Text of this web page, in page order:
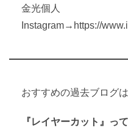
金光個人
Instagram→ https://
おすすめの過去ブログ
『レイヤーカット』っ